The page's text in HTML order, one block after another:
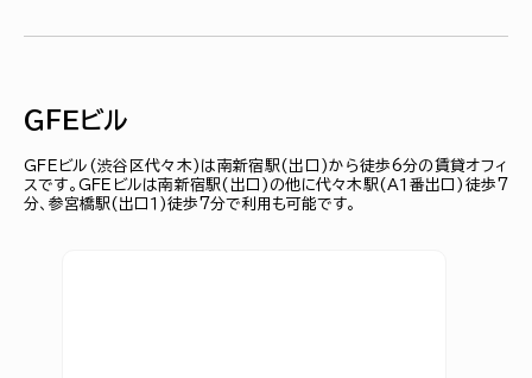
ＧＦＥビル
ＧＦＥビル(渋谷区代々木)は南新宿駅(出口)から徒歩6分の賃貸オフィ
スです。ＧＦＥビルは南新宿駅(出口)の他に代々木駅(Ａ１番出口)徒歩7
分、参宮橋駅(出口１)徒歩7分で利用も可能です。